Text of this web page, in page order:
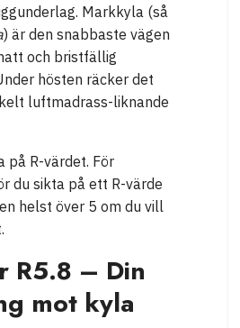
Markkyla (så
) är den snabbaste vägen
och bristfällig
hösten räcker det
luftmadrass-liknande
på R-värdet. För
du sikta på ett R-värde
helst över 5 om du vill
R5.8 – Din
mot kyla